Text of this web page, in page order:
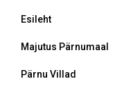
Esileht
Majutus Pärnumaal
Pärnu Villad